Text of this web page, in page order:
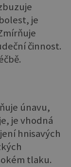
je
činnost.
únavu,
je vhodná
hnisavých
tlaku.